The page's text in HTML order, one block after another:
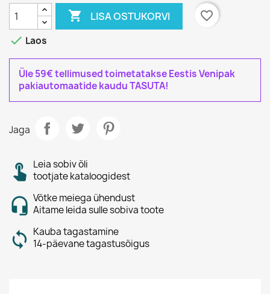
 LISA OSTUKORVI
favorite_border
 Laos
Üle 59€ tellimused toimetatakse Eestis Venipak
pakiautomaatide kaudu TASUTA!
Jaga
Leia sobiv õli
tootjate kataloogidest
Võtke meiega ühendust
Aitame leida sulle sobiva toote
Kauba tagastamine
14-päevane tagastusõigus